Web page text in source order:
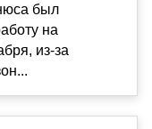
был
на
из-за